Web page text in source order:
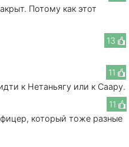
Потому как этот
13
11
к Нетаньягу или к Саару.
11
который тоже разные